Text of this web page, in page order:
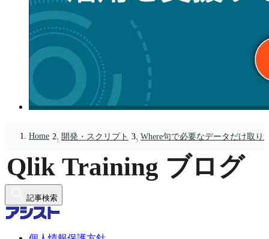
Home 開発・スクリプト Where句で必要なデータだけ取り
記事検索